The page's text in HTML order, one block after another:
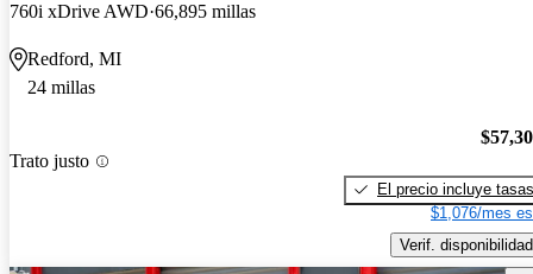
760i xDrive AWD 66,895 millas
Redford, MI
24 millas
Trato justo
El precio incluye tasas
$1,076/mes
Verif. disponibilidad